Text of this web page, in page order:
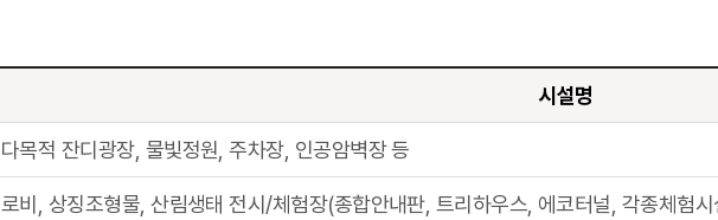
시설명
다목적 잔디광장, 물빛정원, 주차장, 인공암벽장 등
로비, 상징조형물, 산림생태 전시/체험장(종합안내판, 트리하우스, 에코터널, 각종체험